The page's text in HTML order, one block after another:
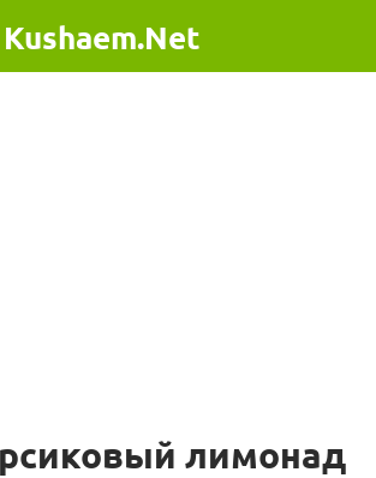
Kushaem.Net
лимонад